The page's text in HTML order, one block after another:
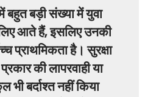
बहुत बड़ी संख्या में युवा
लिए आते हैं, इसलिए उनकी
प्राथमिकता है। सुरक्षा
की लापरवाही या
बर्दाश्त नहीं किया